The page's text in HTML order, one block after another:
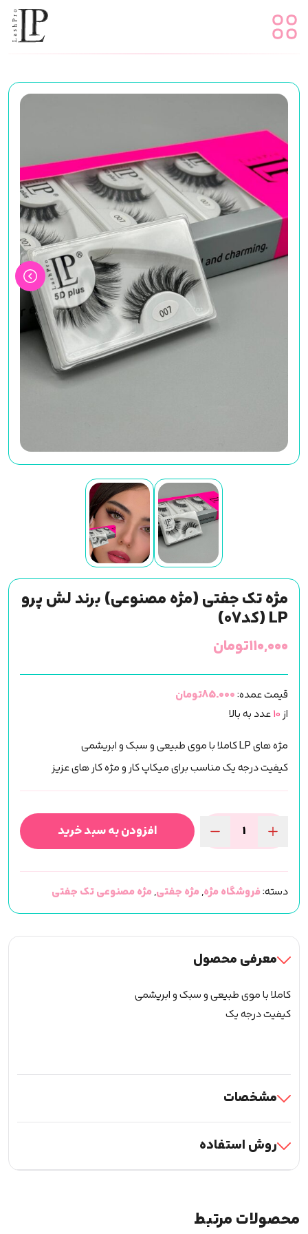
مژه تک جفتی (مژه مصنوعی) برند لش پرو
LP (کد07)
۱۱۰,۰۰۰تومان
قیمت عمده:85.000تومان
از10عدد به بالا
مژه های LP کاملا با موی طبیعی و سبک و ابریشمی
کیفیت درجه یک مناسب برای میکاپ کار و مژه کار های عزیز
(مژه
مصنوعی)
برند
لش
LP
(کد07)
افزودن به سبد خرید
دسته:فروشگاه مژه,مژه جفتی,مژه مصنوعی تک جفتی
معرفی محصول
کاملا با موی طبیعی و سبک و ابریشمی
کیفیت درجه یک
مشخصات
روش استفاده
محصولات مرتبط